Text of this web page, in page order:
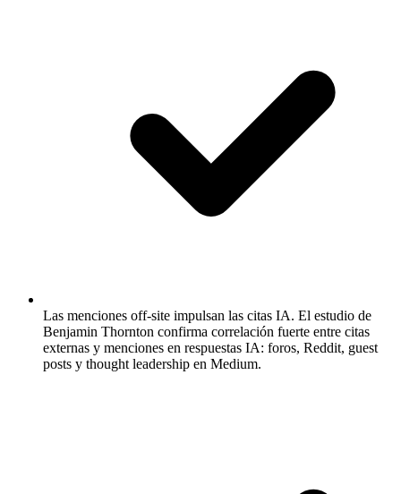
Las menciones off-site impulsan las citas IA. El estudio de
Benjamin Thornton confirma correlación fuerte entre citas
externas y menciones en respuestas IA: foros, Reddit, guest
posts y thought leadership en Medium.